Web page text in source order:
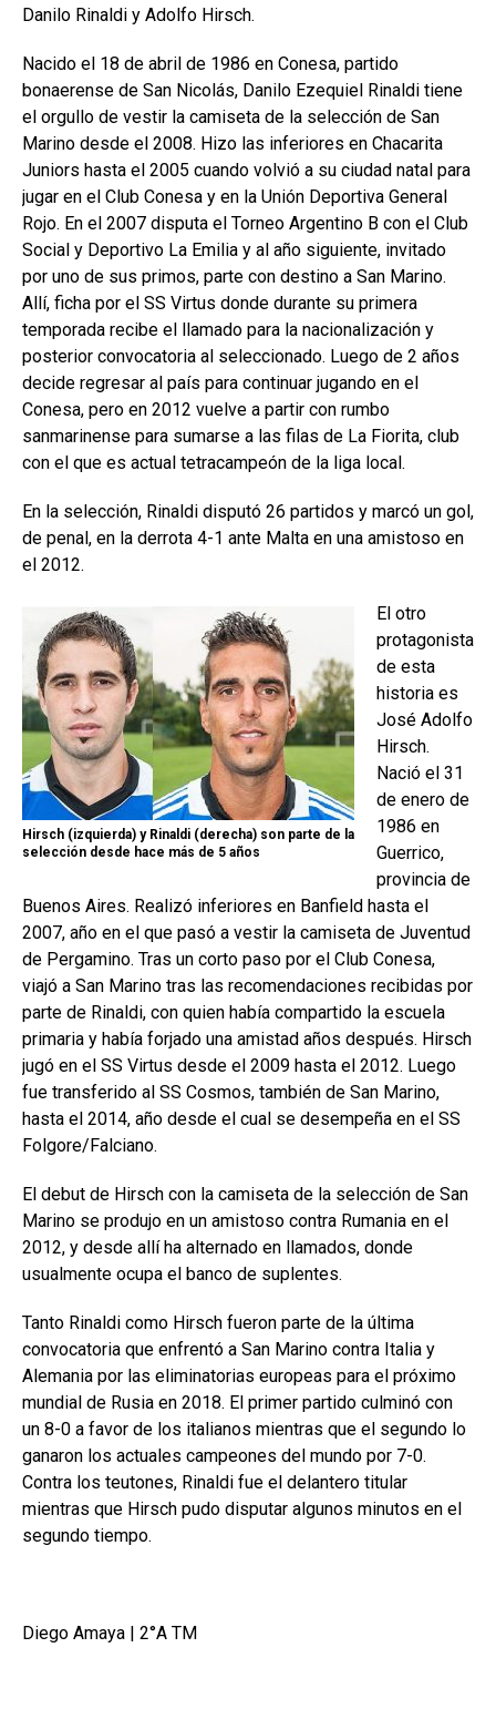
Danilo Rinaldi y Adolfo Hirsch.
Nacido el 18 de abril de 1986 en Conesa, partido
bonaerense de San Nicolás, Danilo Ezequiel Rinaldi tiene
el orgullo de vestir la camiseta de la selección de San
Marino desde el 2008. Hizo las inferiores en Chacarita
Juniors hasta el 2005 cuando volvió a su ciudad natal para
jugar en el Club Conesa y en la Unión Deportiva General
Rojo. En el 2007 disputa el Torneo Argentino B con el Club
Social y Deportivo La Emilia y al año siguiente, invitado
por uno de sus primos, parte con destino a San Marino.
Allí, ficha por el SS Virtus donde durante su primera
temporada recibe el llamado para la nacionalización y
posterior convocatoria al seleccionado. Luego de 2 años
decide regresar al país para continuar jugando en el
Conesa, pero en 2012 vuelve a partir con rumbo
sanmarinense para sumarse a las filas de La Fiorita, club
con el que es actual tetracampeón de la liga local.
En la selección, Rinaldi disputó 26 partidos y marcó un gol,
de penal, en la derrota 4-1 ante Malta en una amistoso en
el 2012.
Hirsch (izquierda) y Rinaldi (derecha) son parte de la
selección desde hace más de 5 años
El otro
protagonista
de esta
historia es
José Adolfo
Hirsch.
Nació el 31
de enero de
1986 en
Guerrico,
provincia de
Buenos Aires. Realizó inferiores en Banfield hasta el
2007, año en el que pasó a vestir la camiseta de Juventud
de Pergamino. Tras un corto paso por el Club Conesa,
viajó a San Marino tras las recomendaciones recibidas por
parte de Rinaldi, con quien había compartido la escuela
primaria y había forjado una amistad años después. Hirsch
jugó en el SS Virtus desde el 2009 hasta el 2012. Luego
fue transferido al SS Cosmos, también de San Marino,
hasta el 2014, año desde el cual se desempeña en el SS
Folgore/Falciano.
El debut de Hirsch con la camiseta de la selección de San
Marino se produjo en un amistoso contra Rumania en el
2012, y desde allí ha alternado en llamados, donde
usualmente ocupa el banco de suplentes.
Tanto Rinaldi como Hirsch fueron parte de la última
convocatoria que enfrentó a San Marino contra Italia y
Alemania por las eliminatorias europeas para el próximo
mundial de Rusia en 2018. El primer partido culminó con
un 8-0 a favor de los italianos mientras que el segundo lo
ganaron los actuales campeones del mundo por 7-0.
Contra los teutones, Rinaldi fue el delantero titular
mientras que Hirsch pudo disputar algunos minutos en el
segundo tiempo.
Diego Amaya | 2°A TM